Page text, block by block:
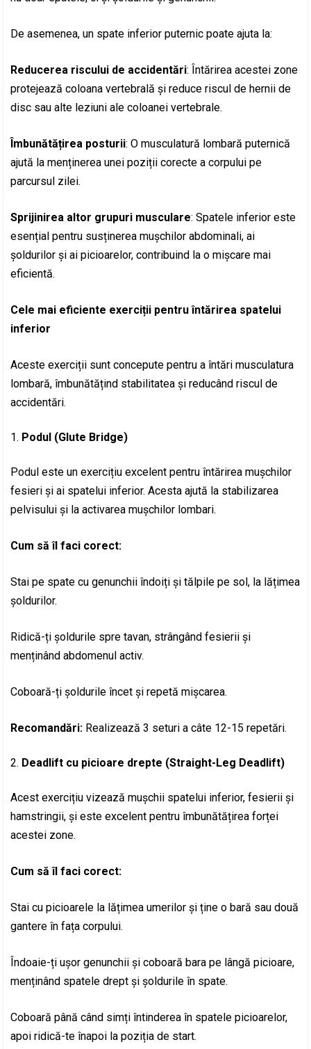
De asemenea, un spate inferior puternic poate ajuta la:
Reducerea riscului de accidentări: Întărirea acestei zone
protejează coloana vertebrală și reduce riscul de hernii de
disc sau alte leziuni ale coloanei vertebrale.
Îmbunătățirea posturii: O musculatură lombară puternică
ajută la menținerea unei poziții corecte a corpului pe
parcursul zilei.
Sprijinirea altor grupuri musculare: Spatele inferior este
esențial pentru susținerea mușchilor abdominali, ai
șoldurilor și ai picioarelor, contribuind la o mișcare mai
eficientă.
Cele mai eficiente exerciții pentru întărirea spatelui
inferior
Aceste exerciții sunt concepute pentru a întări musculatura
lombară, îmbunătățind stabilitatea și reducând riscul de
accidentări.
Podul (Glute Bridge)
Podul este un exercițiu excelent pentru întărirea mușchilor
fesieri și ai spatelui inferior. Acesta ajută la stabilizarea
pelvisului și la activarea mușchilor lombari.
Cum să îl faci corect:
Stai pe spate cu genunchii îndoiți și tălpile pe sol, la lățimea
șoldurilor.
Ridică-ți șoldurile spre tavan, strângând fesierii și
menținând abdomenul activ.
Coboară-ți șoldurile încet și repetă mișcarea.
Recomandări: Realizează 3 seturi a câte 12-15 repetări.
Deadlift cu picioare drepte (Straight-Leg Deadlift)
Acest exercițiu vizează mușchii spatelui inferior, fesierii și
hamstringii, și este excelent pentru îmbunătățirea forței
acestei zone.
Cum să îl faci corect:
Stai cu picioarele la lățimea umerilor și ține o bară sau două
gantere în fața corpului.
Îndoaie-ți ușor genunchii și coboară bara pe lângă picioare,
menținând spatele drept și șoldurile în spate.
Coboară până când simți întinderea în spatele picioarelor,
apoi ridică-te înapoi la poziția de start.